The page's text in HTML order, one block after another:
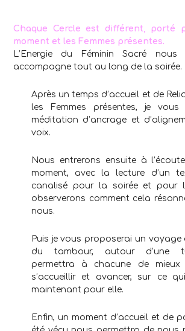
Chaque Cercle est différent, porté
moment et les Femmes présentes.
L’Energie du Féminin Sacré
accompagne tout au long de la soirée.
Après un temps d’accueil et de
les Femmes présentes, je vous
méditation d’ancrage et
voix.
Nous entrerons ensuite à
moment, avec la lecture d’un
canalisé pour la soirée et pour
observerons comment cela
nous.
Puis je vous proposerai un voyage
du tambour, autour d’une
permettra à chacune de mieux
s’accueillir et avancer, sur ce
maintenant pour elle.
Enfin, un moment d’accueil et de